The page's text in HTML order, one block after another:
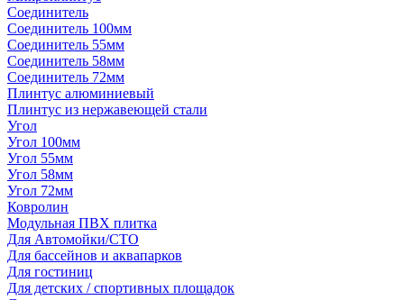
Соединитель
Соединитель 100мм
Соединитель 55мм
Соединитель 58мм
Соединитель 72мм
Плинтус алюминиевый
Плинтус из нержавеющей стали
Угол
Угол 100мм
Угол 55мм
Угол 58мм
Угол 72мм
Ковролин
Модульная ПВХ плитка
Для Автомойки/СТО
Для бассейнов и аквапарков
Для гостиниц
Для детских / спортивных площадок